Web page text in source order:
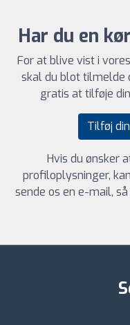
Har du en
For at blive vist i vores
skal du blot tilmelde
gratis at tilføje
Tilføj
Hvis du ønsker
profiloplysninger,
sende os en e-mail,